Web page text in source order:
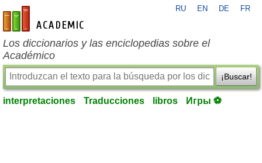
es-academic.com
RU EN DE FR
Los diccionarios y las enciclopedias sobre el
Académico
¡Buscar!
interpretaciones Traducciones libros Игры ⚽